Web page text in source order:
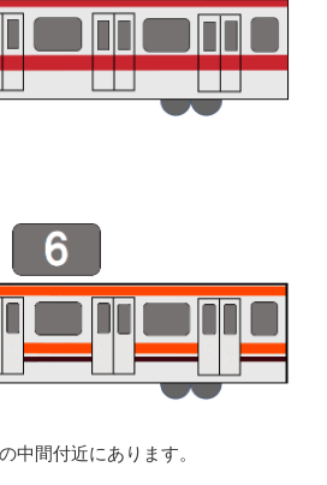
中間付近にあります。